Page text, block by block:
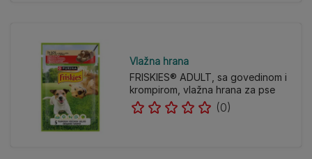
Vlažna hrana
FRISKIES® ADULT, sa govedinom i
krompirom, vlažna hrana za pse
(0)